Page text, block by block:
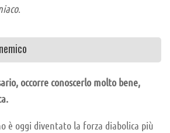
.
occorre conoscerlo molto bene,
è oggi diventato la forza diabolica più